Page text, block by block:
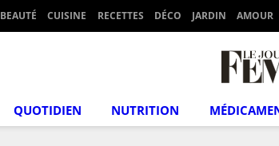
BEAUTÉ CUISINE RECETTES DÉCO JARDIN AMOUR
QUOTIDIEN NUTRITION